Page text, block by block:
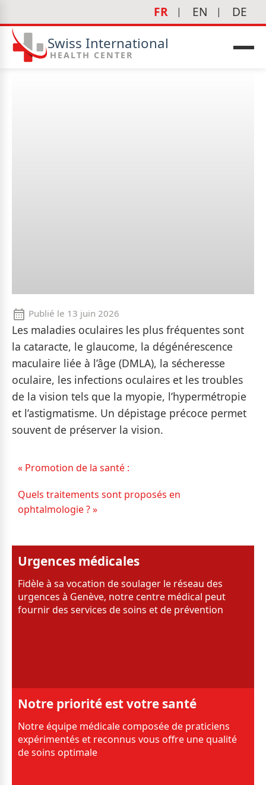
FR EN DE
Swiss International
HEALTH CENTER
Publié le 13 juin 2026
Les maladies oculaires les plus fréquentes sont
la cataracte, le glaucome, la dégénérescence
maculaire liée à l’âge (DMLA), la sécheresse
oculaire, les infections oculaires et les troubles
de la vision tels que la myopie, l’hypermétropie
et l’astigmatisme. Un dépistage précoce permet
souvent de préserver la vision.
« Promotion de la santé :
Quels traitements sont proposés en
ophtalmologie ? »
Urgences médicales
Fidèle à sa vocation de soulager le réseau des
urgences à Genève, notre centre médical peut
fournir des services de soins et de prévention
Notre priorité est votre santé
Notre équipe médicale composée de praticiens
expérimentés et reconnus vous offre une qualité
de soins optimale